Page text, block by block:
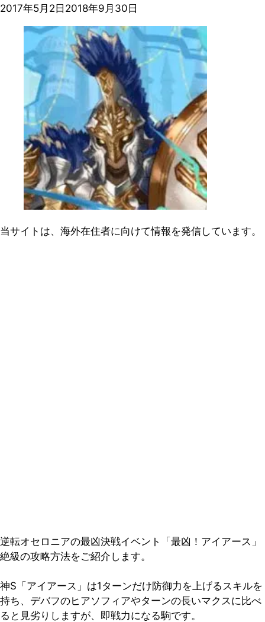
2017年5月2日 2018年9月30日
当サイトは、海外在住者に向けて情報を発信しています。
逆転オセロニアの最凶決戦イベント「最凶！アイアース」
絶級の攻略方法をご紹介します。
神S「アイアース」は1ターンだけ防御力を上げるスキルを
持ち、デバフのヒアソフィアやターンの長いマクスに比べ
ると見劣りしますが、即戦力になる駒です。